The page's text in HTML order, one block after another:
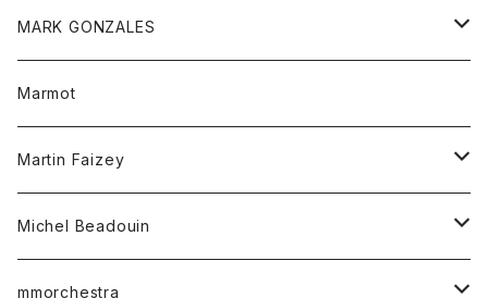
ベスト
ポロシャツ
ロングスリーブTシャツ
ワンピース
Tシャツ
靴
MARK GONZALES
トップス
Tシャツ
Marmot
Martin Faizey
ベルト
Michel Beadouin
トップス
mmorchestra